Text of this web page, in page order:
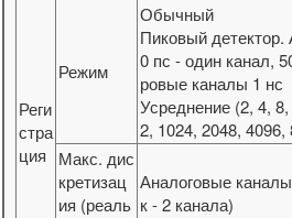
Реги
стра
ция
Режим
Обычный
Пиковый
0 пс - один канал,
ровые каналы 1 нс
Усреднение (2, 4,
2, 1024, 2048,
Макс. дис
кретизац
ия (реаль
Аналоговые
к - 2 канала)